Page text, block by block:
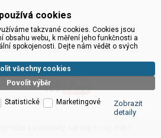
cookies
takzvané cookies. Cookies jsou
obsahu webu, k měření jeho funkčnosti a
spokojenosti. Dejte nám vědět o svých
Povolit výběr
všechny cookies
Statistické
Marketingové
Zobrazit
detaily